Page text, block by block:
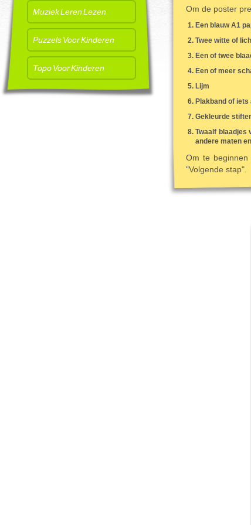
Muziek Leren Lezen
Puzzels Voor Kinderen
Topo Voor Kinderen
Om de poster
Een blauw A1
Twee witte of
Een of twee
Een of meer
Lijm
Plakband of
Gekleurde
Twaalf blaadjes
andere maten
Om te
"Volgende stap".